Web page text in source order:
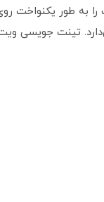
به طور یکنواخت
تینت جویسی ویت